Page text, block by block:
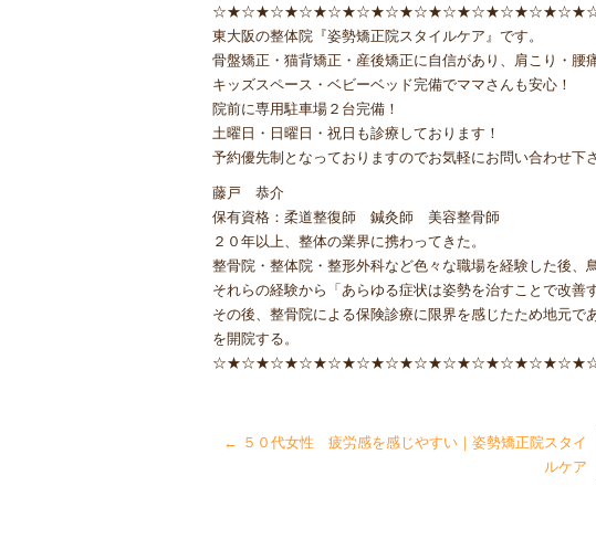
東大阪の整体院『姿勢矯正院スタイルケア』です。
骨盤矯正・猫背矯正・産後矯正に自信があり、肩こり・腰
キッズスペース・ベビーベッド完備でママさんも安心！
院前に専用駐車場２台完備！
土曜日・日曜日・祝日も診療しております！
予約優先制となっておりますのでお気軽にお問い合わせ下さ
藤戸 恭介
保有資格：柔道整復師 鍼灸師 美容整骨師
２０年以上、整体の業界に携わってきた。
整骨院・整体院・整形外科など色々な職場を経験した後、
それらの経験から「あらゆる症状は姿勢を治すことで改善
その後、整骨院による保険診療に限界を感じたため地元で
を開院する。
← ５０代女性 疲労感を感じやすい｜姿勢矯正院スタイ
ルケア